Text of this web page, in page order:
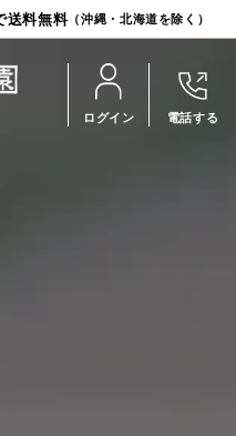
送料無料（沖縄・北海道を除く）
ログイン 電話する